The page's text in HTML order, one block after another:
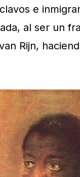
e
al ser un
Rijn,